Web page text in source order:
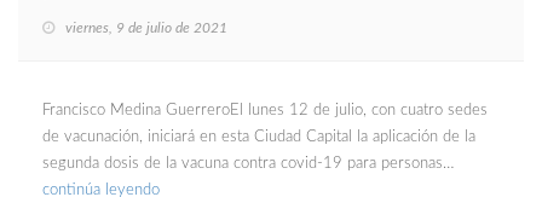
viernes, 9 de julio de 2021
Francisco Medina GuerreroEl lunes 12 de julio, con cuatro sedes
de vacunación, iniciará en esta Ciudad Capital la aplicación de la
segunda dosis de la vacuna contra covid-19 para personas…
continúa leyendo